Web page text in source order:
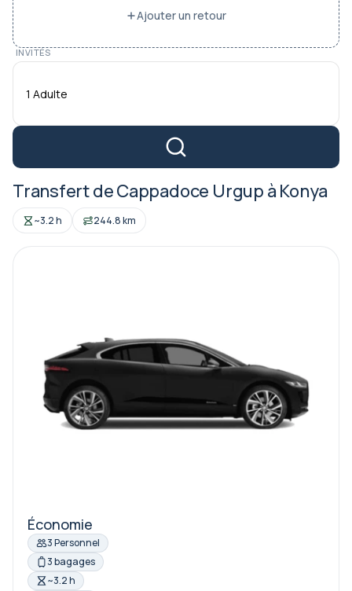
Ajouter un retour
INVITÉS
1 Adulte
Transfert de Cappadoce Urgup à Konya
~3.2 h 244.8 km
Économie
3 Personnel
3 bagages
~3.2 h